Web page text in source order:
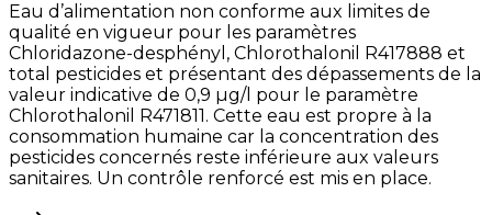
Eau d’alimentation non conforme aux limites de
qualité en vigueur pour les paramètres
Chloridazone-desphényl, Chlorothalonil R417888 et
total pesticides et présentant des dépassements de la
valeur indicative de 0,9 µg/l pour le paramètre
Chlorothalonil R471811. Cette eau est propre à la
consommation humaine car la concentration des
pesticides concernés reste inférieure aux valeurs
sanitaires. Un contrôle renforcé est mis en place.